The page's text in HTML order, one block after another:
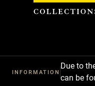
INFORMATION
Due to
can be
Cookies management